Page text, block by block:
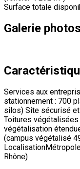
Surface totale
Galerie photos
Services aux
stationnement : 700
silos) Site sécurisé
Toitures végétalisées
végétalisation
(campus végétalisé
Localisation
Rhône)